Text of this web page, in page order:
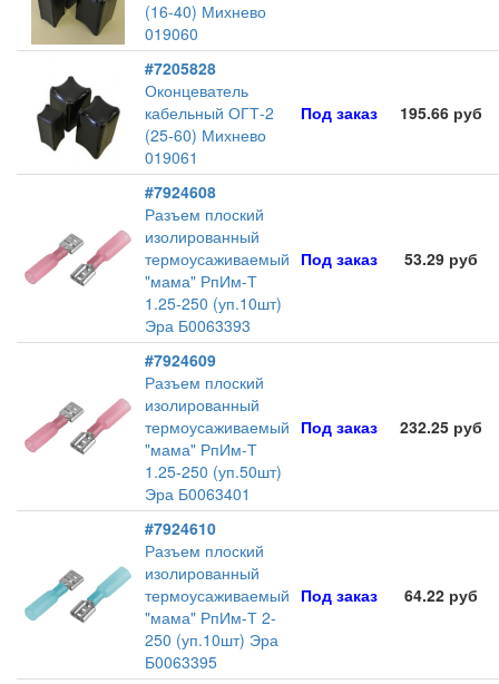
(16-40) Михнево
019060
#7205828
Оконцеватель
кабельный ОГТ-2
(25-60) Михнево
019061
Под заказ 195.66 руб
#7924608
Разъем плоский
изолированный
термоусаживаемый
"мама" РпИм-Т
1.25-250 (уп.10шт)
Эра Б0063393
Под заказ 53.29 руб
#7924609
Разъем плоский
изолированный
термоусаживаемый
"мама" РпИм-Т
1.25-250 (уп.50шт)
Эра Б0063401
Под заказ 232.25 руб
#7924610
Разъем плоский
изолированный
термоусаживаемый
"мама" РпИм-Т 2-
250 (уп.10шт) Эра
Б0063395
Под заказ 64.22 руб